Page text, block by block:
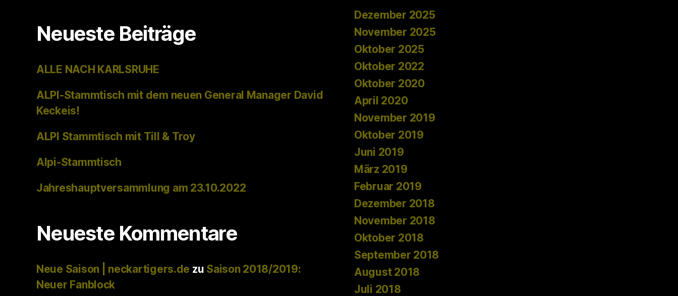
Neueste Beiträge
ALLE NACH KARLSRUHE
ALPI-Stammtisch mit dem neuen General Manager David
Keckeis!
ALPI Stammtisch mit Till & Troy
Alpi-Stammtisch
Jahreshauptversammlung am 23.10.2022
Neueste Kommentare
Neue Saison | neckartigers.de zu Saison 2018/2019:
Neuer Fanblock
Dezember 2025
November 2025
Oktober 2025
Oktober 2022
Oktober 2020
April 2020
November 2019
Oktober 2019
Juni 2019
März 2019
Februar 2019
Dezember 2018
November 2018
Oktober 2018
September 2018
August 2018
Juli 2018